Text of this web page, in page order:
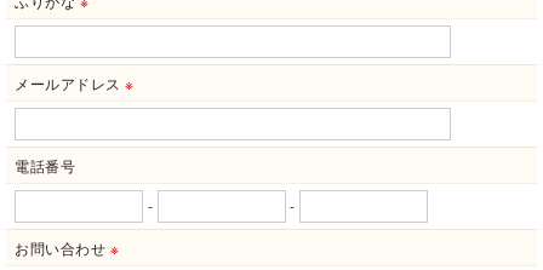
これらの委託先に対しては個人情報保護契約等の措置をとり、適切な監
督を行います。
＜個人情報の安全管理＞
当社では、個人情報の漏洩等がなされないよう、適切に安全管理対策を
＜個人情報を与えなかった場合に生じる結果＞
必要な情報を頂けない場合は、それに対応した当社のサービスをご提供
できない場合がございますので予めご了承ください。
＜個人情報の開示･訂正・削除･利用停止の手続について＞
メールアドレス ※
電話番号
-
-
お問い合わせ ※